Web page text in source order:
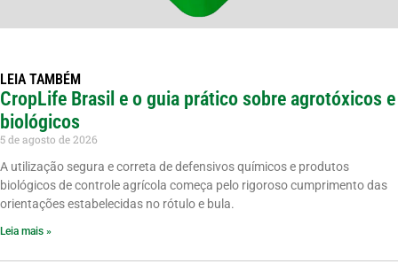
LEIA TAMBÉM
CropLife Brasil e o guia prático sobre agrotóxicos e
biológicos
5 de agosto de 2026
A utilização segura e correta de defensivos químicos e produtos
biológicos de controle agrícola começa pelo rigoroso cumprimento das
orientações estabelecidas no rótulo e bula.
Leia mais »